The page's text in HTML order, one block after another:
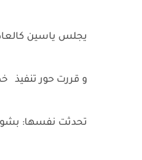
يجلس ياسين
و قررت حور تنفيذ
تحدثت نفسها: